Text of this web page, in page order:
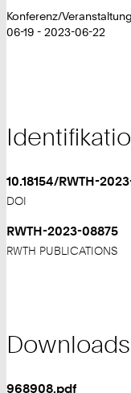
Konferenz/
06-19 - 2023-06-22
10.18154/RWTH-
DOI
RWTH-2023-08875
RWTH PUBLICATIONS
Downloads
968908.pdf